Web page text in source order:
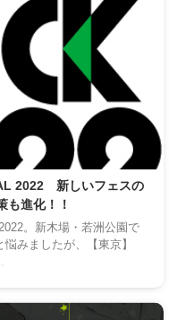
2022 新しいフェスの
も進化！！
。新木場・若洲公園で
みましたが、【東京】